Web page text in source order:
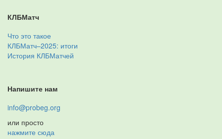
КЛБМатч
Что это такое
КЛБМатч–2025: итоги
История КЛБМатчей
Напишите нам
info@probeg.org
или просто
нажмите сюда